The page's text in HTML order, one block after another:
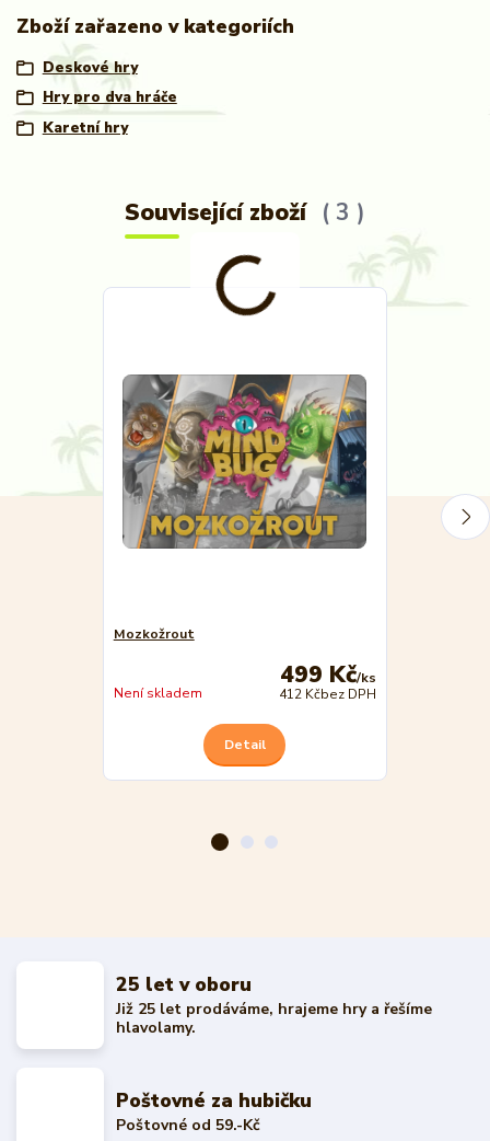
Zboží zařazeno v kategoriích
Deskové hry
Hry pro dva hráče
Karetní hry
Související zboží 3
Mozkožrout
499 Kč/ks
412 Kčbez DPH
Není skladem
Detail
25 let v oboru
Již 25 let prodáváme, hrajeme hry a řešíme
hlavolamy.
Poštovné za hubičku
Poštovné od 59.-Kč